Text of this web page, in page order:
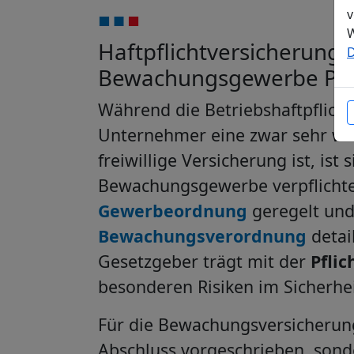
Haftpflichtversicherung
Bewachungsgewerbe
Während die Betriebshaftpflicht
Unternehmer eine zwar sehr
freiwillige Versicherung ist, ist
Bewachungsgewerbe
Gewerbeordnung geregelt
Bewachungsverordnung
Gesetzgeber trägt mit der
besonderen Risiken im
Für die
Abschluss vorgeschrieben,